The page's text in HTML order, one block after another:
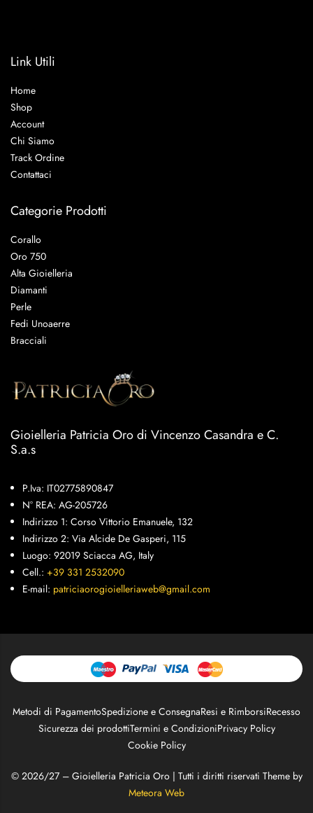
Gioielleria Patricia Oro di Vincenzo Casandra e C.
S.a.s
P.Iva: IT02775890847
N° REA: AG-205726
Indirizzo 1: Corso Vittorio Emanuele, 132
Indirizzo 2: Via Alcide De Gasperi, 115
Luogo: 92019 Sciacca AG, Italy
Cell.: +39 331 2532090
E-mail: patriciaorogioielleriaweb@gmail.com
Categorie Prodotti
Corallo
Oro 750
Alta Gioielleria
Diamanti
Perle
Fedi Unoaerre
Bracciali
Link Utili
Home
Shop
Account
Chi Siamo
Track Ordine
Contattaci
Metodi di PagamentoSpedizione e ConsegnaResi e RimborsiRecesso
Sicurezza dei prodottiTermini e CondizioniPrivacy Policy
Cookie Policy
© 2026/27 – Gioielleria Patricia Oro | Tutti i diritti riservati Theme by
Meteora Web